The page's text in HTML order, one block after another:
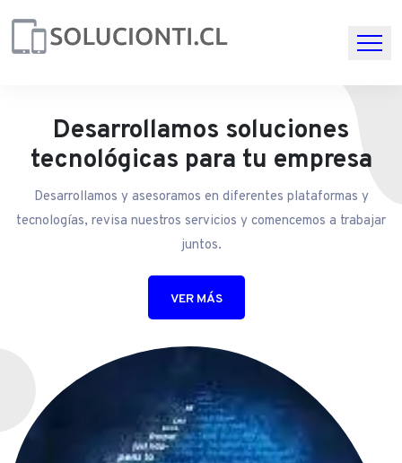
Desarrollamos soluciones
tecnológicas para tu empresa
Desarrollamos y asesoramos en diferentes plataformas y
tecnologías, revisa nuestros servicios y comencemos a trabajar
juntos.
VER MÁS